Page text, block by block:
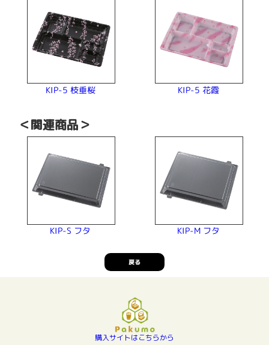
KIP-5 枝垂桜 KIP-5 花霞
＜関連商品＞
KIP-S フタ KIP-M フタ
戻る
購入サイトはこちらから